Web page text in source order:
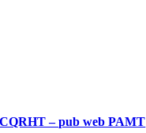
CQRHT – pub web PAMT